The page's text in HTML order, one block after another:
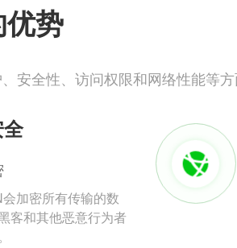
势
安全性、访问权限和网络性能等
加密所有传输的数
客和其他恶意行为者